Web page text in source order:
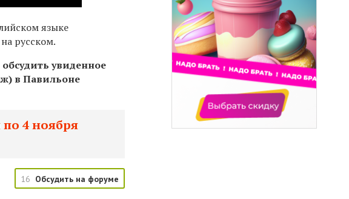
языке
русском.
увиденное
в Павильоне
4 ноября
16 Обсудить на форуме